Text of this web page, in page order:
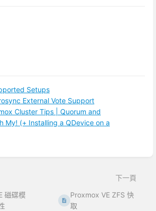
Setups
External Vote Support
Cluster Tips | Quorum and
My! (+ Installing a QDevice on a
磁碟模
下一頁
Proxmox VE ZFS 快
取